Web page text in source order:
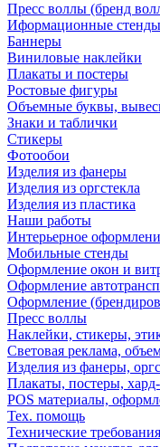
Пресс воллы (бренд
Иформационные стенды
Баннеры
Виниловые наклейки
Плакаты и постеры
Ростовые фигуры
Объемные буквы,
Знаки и таблички
Стикеры
Фотообои
Изделия из фанеры
Изделия из оргстекла
Изделия из пластика
Наши работы
Интерьерное
Мобильные стенды
Оформление окон и
Оформление
Оформление
Пресс воллы
Наклейки, стикеры,
Световая реклама,
Изделия из фанеры,
Плакаты, постеры,
POS материалы,
Тех. помощь
Технические